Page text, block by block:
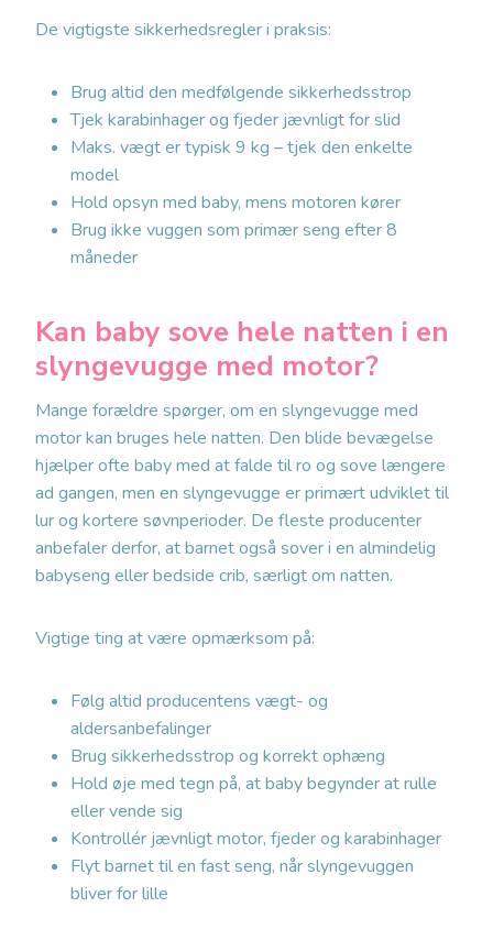
De vigtigste sikkerhedsregler i praksis:
Brug altid den medfølgende sikkerhedsstrop
Tjek karabinhager og fjeder jævnligt for slid
Maks. vægt er typisk 9 kg – tjek den enkelte
model
Hold opsyn med baby, mens motoren kører
Brug ikke vuggen som primær seng efter 8
måneder
Kan baby sove hele natten i en
slyngevugge med motor?
Mange forældre spørger, om en slyngevugge med
motor kan bruges hele natten. Den blide bevægelse
hjælper ofte baby med at falde til ro og sove længere
ad gangen, men en slyngevugge er primært udviklet til
lur og kortere søvnperioder. De fleste producenter
anbefaler derfor, at barnet også sover i en almindelig
babyseng eller bedside crib, særligt om natten.
Vigtige ting at være opmærksom på:
Følg altid producentens vægt- og
aldersanbefalinger
Brug sikkerhedsstrop og korrekt ophæng
Hold øje med tegn på, at baby begynder at rulle
eller vende sig
Kontrollér jævnligt motor, fjeder og karabinhager
Flyt barnet til en fast seng, når slyngevuggen
bliver for lille